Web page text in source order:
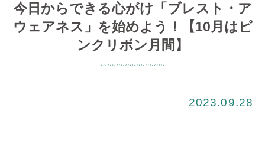
今日からできる心がけ「ブレスト・ア
ウェアネス」を始めよう！【10月はピ
ンクリボン月間】
2023.09.28